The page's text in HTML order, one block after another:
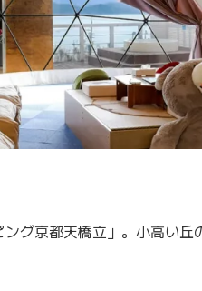
グ京都天橋立」。小高い丘